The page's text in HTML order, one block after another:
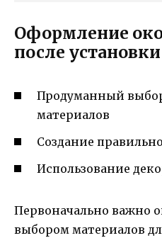
Оформление
после
Продуманный
материалов
Создание
Использование
Первоначально важно
выбором материалов